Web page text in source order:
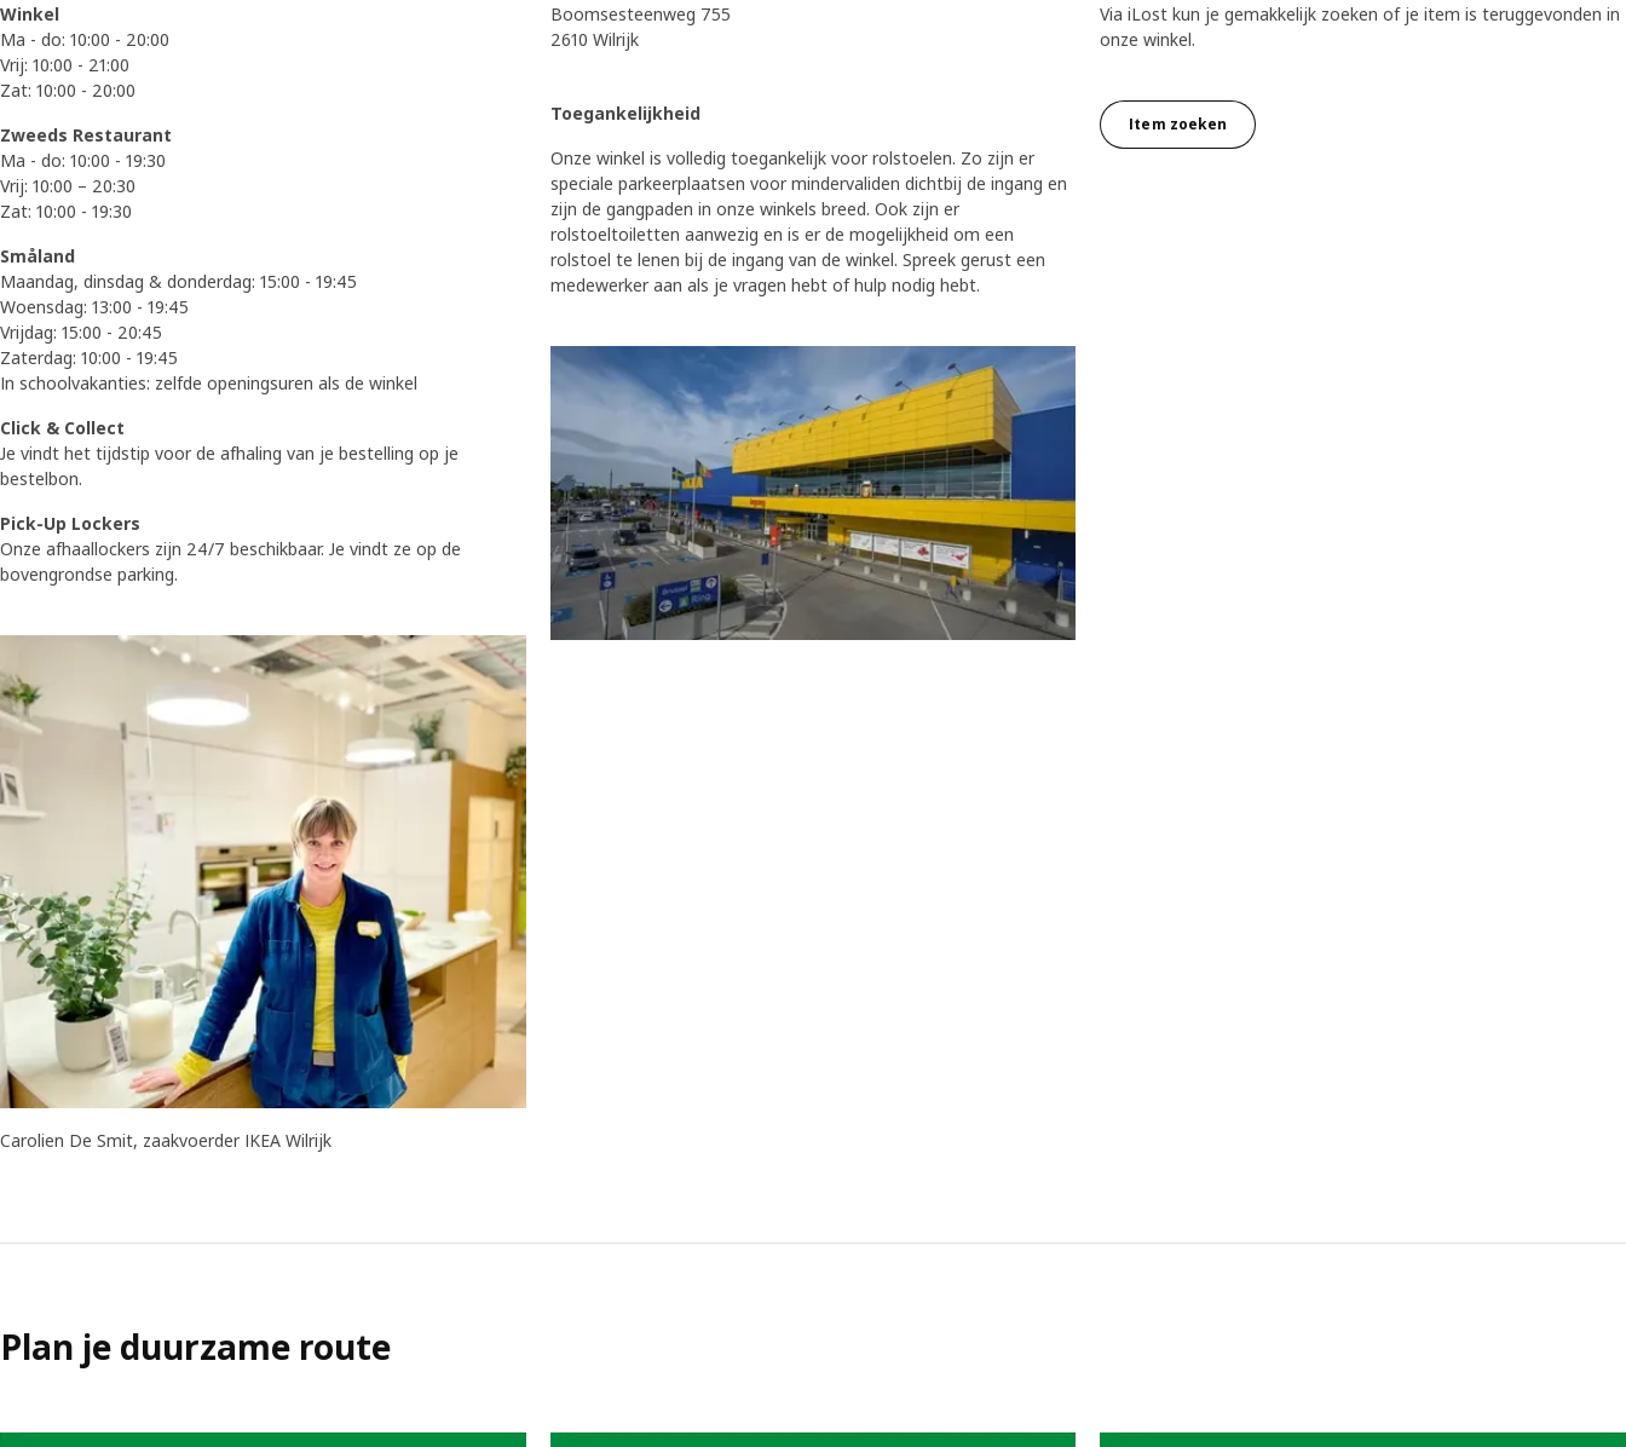
Winkel
Ma - do: 10:00 - 20:00
Vrij: 10:00 - 21:00
Zat: 10:00 - 20:00
Zweeds Restaurant
Ma - do: 10:00 - 19:30
Vrij: 10:00 – 20:30
Zat: 10:00 - 19:30
Småland
Maandag, dinsdag & donderdag: 15:00 - 19:45
Woensdag: 13:00 - 19:45
Vrijdag: 15:00 - 20:45
Zaterdag: 10:00 - 19:45
In schoolvakanties: zelfde openingsuren als de winkel
Click & Collect
Je vindt het tijdstip voor de afhaling van je bestelling op je
bestelbon.
Pick-Up Lockers
Onze afhaallockers zijn 24/7 beschikbaar. Je vindt ze op de
bovengrondse parking.
Carolien De Smit, zaakvoerder IKEA Wilrijk
Boomsesteenweg 755
2610 Wilrijk
Toegankelijkheid
Onze winkel is volledig toegankelijk voor rolstoelen. Zo zijn er
speciale parkeerplaatsen voor mindervaliden dichtbij de ingang en
zijn de gangpaden in onze winkels breed. Ook zijn er
rolstoeltoiletten aanwezig en is er de mogelijkheid om een
rolstoel te lenen bij de ingang van de winkel. Spreek gerust een
medewerker aan als je vragen hebt of hulp nodig hebt.
Via iLost kun je gemakkelijk zoeken of je item is teruggevonden in
onze winkel.
Item zoeken
Plan je duurzame route